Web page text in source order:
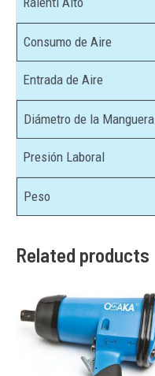
Consumo de Aire
Entrada de Aire
Diámetro de la Manguera
Presión Laboral
Peso
Related products